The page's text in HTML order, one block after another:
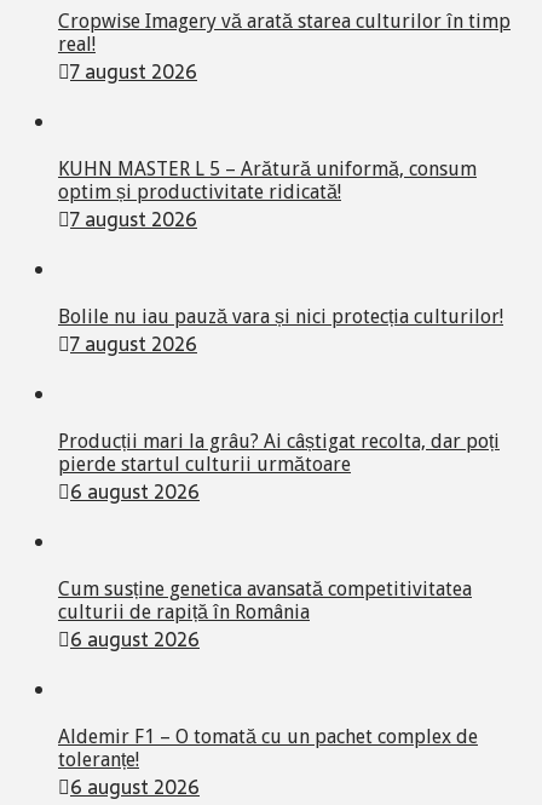
Cropwise Imagery vă arată starea culturilor în timp
real!
7 august 2026
KUHN MASTER L 5 – Arătură uniformă, consum
optim și productivitate ridicată!
7 august 2026
Bolile nu iau pauză vara și nici protecția culturilor!
7 august 2026
Producții mari la grâu? Ai câștigat recolta, dar poți
pierde startul culturii următoare
6 august 2026
Cum susține genetica avansată competitivitatea
culturii de rapiță în România
6 august 2026
Aldemir F1 – O tomată cu un pachet complex de
toleranțe!
6 august 2026